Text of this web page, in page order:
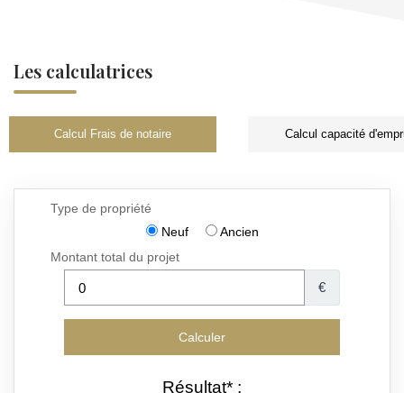
Les calculatrices
Calcul Frais de notaire Calcul capacité